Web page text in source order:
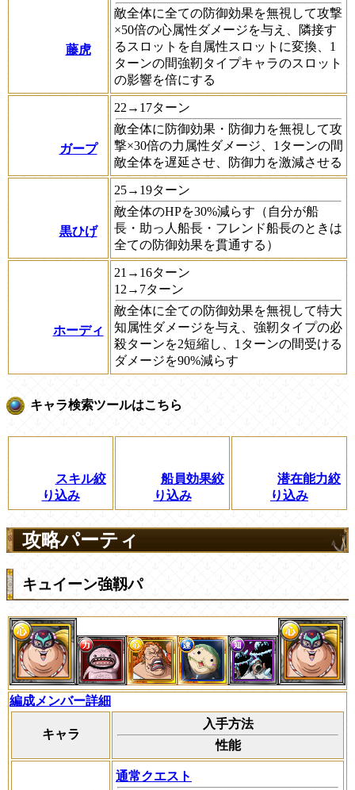
藤虎
敵全体に全ての防御効果を無視して攻撃
×50倍の心属性ダメージを与え、隣接す
るスロットを自属性スロットに変換、1
ターンの間強靭タイプキャラのスロット
の影響を倍にする
ガープ
22→17ターン
敵全体に防御効果・防御力を無視して攻
撃×30倍の力属性ダメージ、1ターンの間
敵全体を遅延させ、防御力を激減させる
黒ひげ
25→19ターン
敵全体のHPを30%減らす（自分が船
長・助っ人船長・フレンド船長のときは
全ての防御効果を貫通する）
ホーディ
21→16ターン
12→7ターン
敵全体に全ての防御効果を無視して特大
知属性ダメージを与え、強靭タイプの必
殺ターンを2短縮し、1ターンの間受ける
ダメージを90%減らす
キャラ検索ツールはこちら
スキル絞
り込み
船員効果絞
り込み
潜在能力絞
り込み
攻略パーティ
キュイーン強靱パ
編成メンバー詳細
キャラ
入手方法
性能
通常クエスト